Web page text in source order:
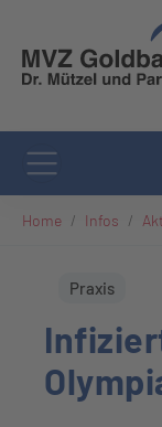
Zum Hauptinhalt
Sie sind hier:
Home Infos
Praxis